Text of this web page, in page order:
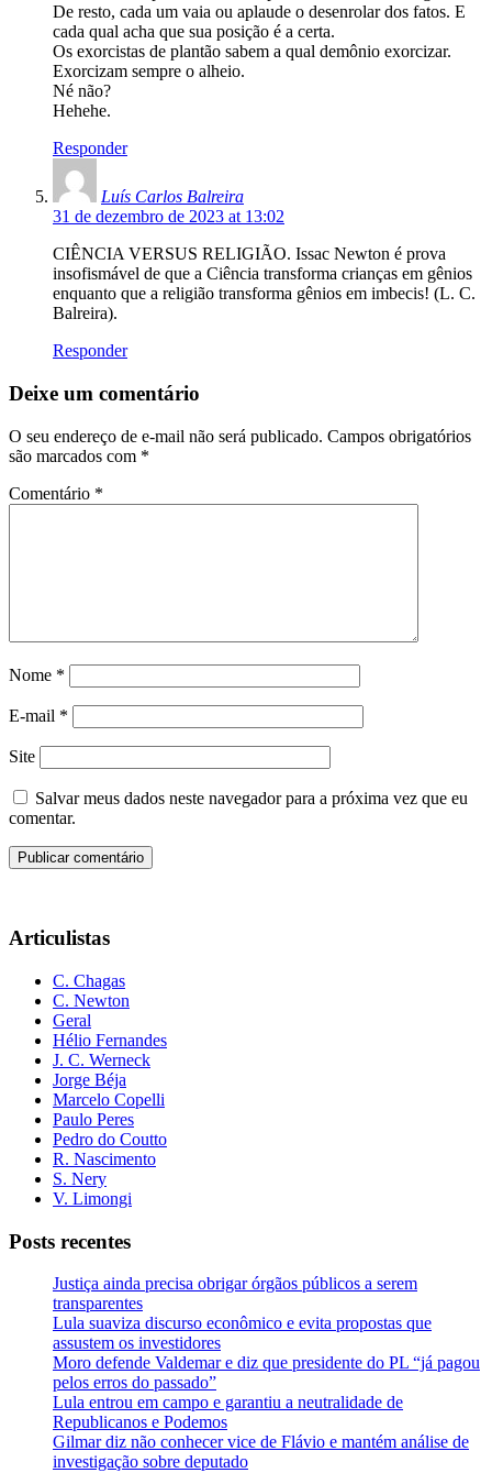
De resto, cada um vaia ou aplaude o desenrolar dos fatos. E
cada qual acha que sua posição é a certa.
Os exorcistas de plantão sabem a qual demônio exorcizar.
Exorcizam sempre o alheio.
Né não?
Hehehe.
Responder
Luís Carlos Balreira
31 de dezembro de 2023 at 13:02
CIÊNCIA VERSUS RELIGIÃO. Issac Newton é prova
insofismável de que a Ciência transforma crianças em gênios
enquanto que a religião transforma gênios em imbecis! (L. C.
Balreira).
Responder
Deixe um comentário
O seu endereço de e-mail não será publicado. Campos obrigatórios
são marcados com *
Comentário *
Nome *
E-mail *
Site
Salvar meus dados neste navegador para a próxima vez que eu
comentar.
Articulistas
C. Chagas
C. Newton
Geral
Hélio Fernandes
J. C. Werneck
Jorge Béja
Marcelo Copelli
Paulo Peres
Pedro do Coutto
R. Nascimento
S. Nery
V. Limongi
Posts recentes
Justiça ainda precisa obrigar órgãos públicos a serem
transparentes
Lula suaviza discurso econômico e evita propostas que
assustem os investidores
Moro defende Valdemar e diz que presidente do PL “já pagou
pelos erros do passado”
Lula entrou em campo e garantiu a neutralidade de
Republicanos e Podemos
Gilmar diz não conhecer vice de Flávio e mantém análise de
investigação sobre deputado